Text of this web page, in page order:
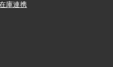
庫連携